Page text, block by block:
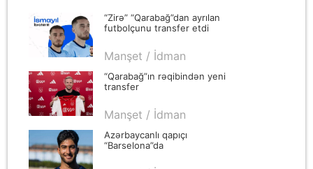
“Zirə” “Qarabağ”dan ayrılan
futbolçunu transfer etdi
Manşet / İdman
“Qarabağ”ın rəqibindən yeni
transfer
Manşet / İdman
Azərbaycanlı qapıçı
“Barselona”da